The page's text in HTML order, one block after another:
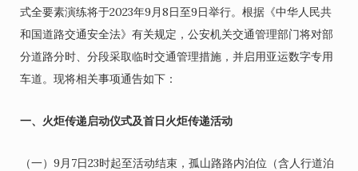
式全要素演练将于2023年9月8日至9日举行。根据《中华人民共
和国道路交通安全法》有关规定，公安机关交通管理部门将对部
分道路分时、分段采取临时交通管理措施，并启用亚运数字专用
车道。现将相关事项通告如下：
一、火炬传递启动仪式及首日火炬传递活动
（一）9月7日23时起至活动结束，孤山路路内泊位（含人行道泊